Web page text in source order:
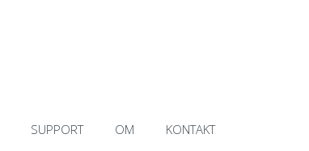
SUPPORT OM KONTAKT